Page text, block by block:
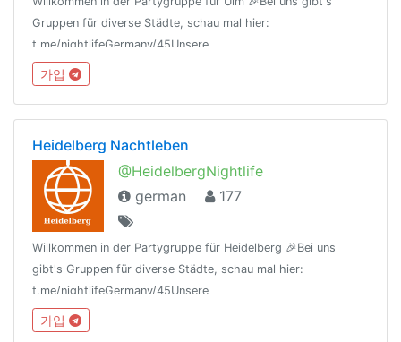
Gruppen für diverse Städte, schau mal hier:
t.me/nightlifeGermany/45Unsere
Regeln:t.me/nightlifeGermany/44Offtopic
Gruppe:https://t.me/NightlifeGermanySandbox
가입
Heidelberg Nachtleben
@HeidelbergNightlife
german
177
Willkommen in der Partygruppe für Heidelberg 🎉Bei uns
gibt's Gruppen für diverse Städte, schau mal hier:
t.me/nightlifeGermany/45Unsere
Regeln:t.me/nightlifeGermany/44Offtopic
Gruppe:https://t.me/NightlifeGermanySandbox
가입